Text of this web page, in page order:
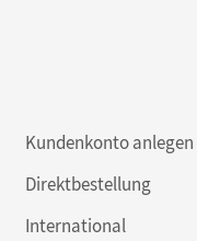
Kundenkonto anlegen
Direktbestellung
International